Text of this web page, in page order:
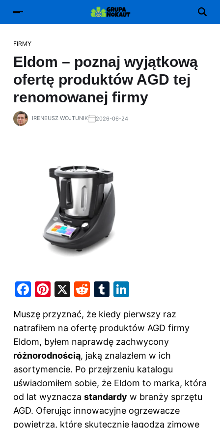
FIRMY
Eldom – poznaj wyjątkową
ofertę produktów AGD tej
renomowanej firmy
IRENEUSZ WOJTUNIK 2026-06-24
F
c
e
b
o
o
k
Pi
er
e
st
X
R
d
di
t
T
m
bl
r
k
e
dI
n
Muszę przyznać, że kiedy pierwszy raz
natrafiłem na ofertę produktów AGD firmy
Eldom, byłem naprawdę zachwycony
różnorodnością, jaką znalazłem w ich
asortymencie. Po przejrzeniu katalogu
uświadomiłem sobie, że Eldom to marka, która
od lat wyznacza standardy w branży sprzętu
AGD. Oferując innowacyjne ogrzewacze
powietrza, które skutecznie łagodzą zimowe